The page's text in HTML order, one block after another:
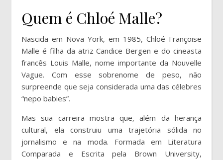
Quem é Chloé Malle?
Nascida em Nova York, em 1985, Chloé Françoise
Malle é filha da atriz Candice Bergen e do cineasta
francês Louis Malle, nome importante da Nouvelle
Vague. Com esse sobrenome de peso, não
surpreende que seja considerada uma das célebres
“nepo babies”.
Mas sua carreira mostra que, além da herança
cultural, ela construiu uma trajetória sólida no
jornalismo e na moda. Formada em Literatura
Comparada e Escrita pela Brown University,